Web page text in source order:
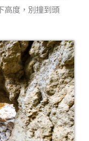
高度，別撞到頭